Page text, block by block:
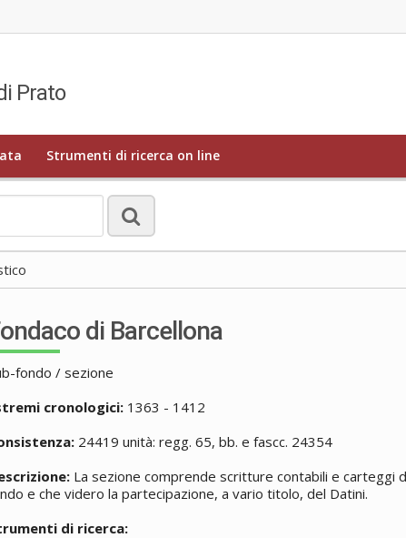
Prato
Strumenti di ricerca on line
di Barcellona
fondo / sezione
cronologici: 1363 - 1412
24419 unità: regg. 65, bb. e fascc. 24354
La sezione comprende scritture contabili e carteggi
e che videro la partecipazione, a vario titolo, del Datini.
di ricerca: